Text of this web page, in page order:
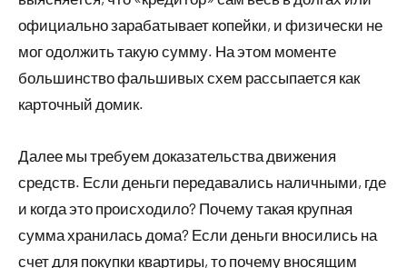
официально зарабатывает копейки, и физически не
мог одолжить такую сумму. На этом моменте
большинство фальшивых схем рассыпается как
карточный домик.
Далее мы требуем доказательства движения
средств. Если деньги передавались наличными, где
и когда это происходило? Почему такая крупная
сумма хранилась дома? Если деньги вносились на
счет для покупки квартиры, то почему вносящим